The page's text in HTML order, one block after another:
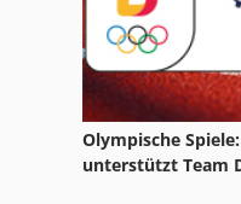
Olympische
unterstützt Team